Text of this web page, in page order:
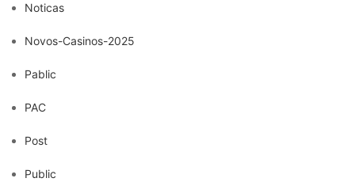
Noticas
Novos-Casinos-2025
Pablic
PAC
Post
Public